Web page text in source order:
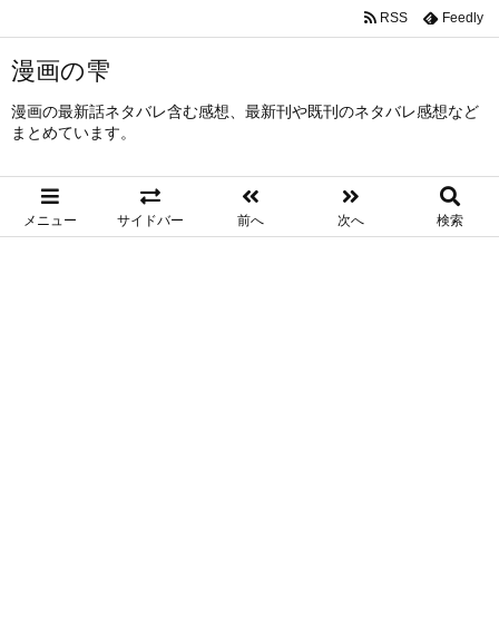
漫画の雫
漫画の最新話ネタバレ含む感想、最新刊や既刊のネタバレ感想など
まとめています。
メニュー サイドバー 前へ 次へ 検索
RSS Feedly